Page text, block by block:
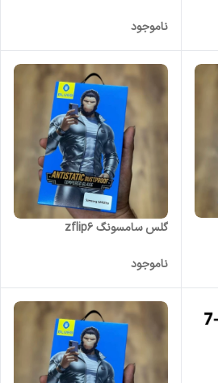
ناموجود
گلس سامسونگ zflip6
ناموجود